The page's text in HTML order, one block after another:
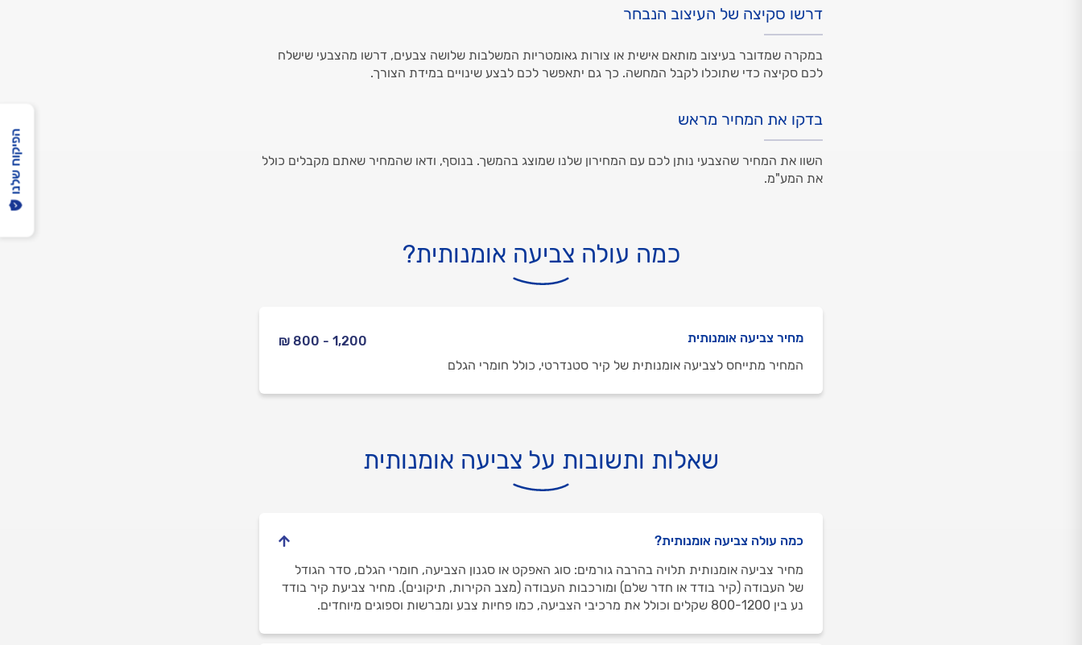
דרשו סקיצה של העיצוב הנבחר
במקרה שמדובר בעיצוב מותאם אישית או צורות גאומטריות המשלבות שלושה צבעים, דרשו מהצבעי שישלח
לכם סקיצה כדי שתוכלו לקבל המחשה. כך גם יתאפשר לכם לבצע שינויים במידת הצורך.
בדקו את המחיר מראש
השוו את המחיר שהצבעי נותן לכם עם המחירון שלנו שמוצג בהמשך. בנוסף, ודאו שהמחיר שאתם מקבלים כולל
את המע"מ.
כמה עולה צביעה אומנותית?
מחיר צביעה אומנותית
1,200 - 800 ₪
המחיר מתייחס לצביעה אומנותית של קיר סטנדרטי, כולל חומרי הגלם
שאלות ותשובות על צביעה אומנותית
כמה עולה צביעה אומנותית?
מחיר צביעה אומנותית תלויה בהרבה גורמים: סוג האפקט או סגנון הצביעה, חומרי הגלם, סדר הגודל
של העבודה (קיר בודד או חדר שלם) ומורכבות העבודה (מצב הקירות, תיקונים). מחיר צביעת קיר בודד
נע בין 800-1200 שקלים וכולל את מרכיבי הצביעה, כמו פחיות צבע ומברשות וספוגים מיוחדים.
הפיקוח שלנו